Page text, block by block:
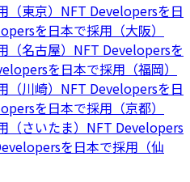
東京） NFT Developersを日
を日本で採用（大阪）
名古屋） NFT Developersを
を日本で採用（福岡）
川崎） NFT Developersを日
を日本で採用（京都）
さいたま） NFT Developers
を日本で採用（仙